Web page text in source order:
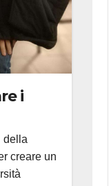
i
della
creare un